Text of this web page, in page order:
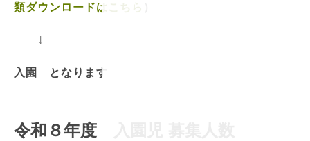
類ダウンロードはこちら
↓
入園 となります
令和８年度 入園児 募集人数